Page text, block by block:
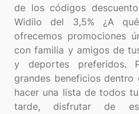
de los códigos
Widilo del 3,5% ¿A
ofrecemos promociones
con familia y amigos de
y deportes preferidos.
grandes beneficios
hacer una lista de todos
tarde, disfrutar de